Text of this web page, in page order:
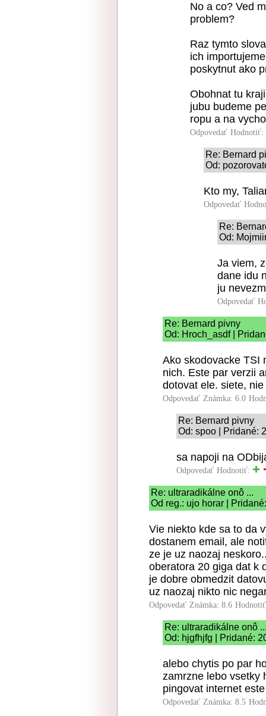
No a co? Ved
problem?
Raz tymto
ich
poskytnut ako
Obohnat tu
jubu budeme
ropu a na
Odpovedať Hodnotiť:
Re: Bernard
Od:
Kto my,
Odpovedať
Re:
Od:
Ja viem,
dane idu
ju
Odpovedať
Re: Bernard pivny
Od: Hroch_asdf |
Ako skodovacke TSI
nich. Este par verzii
dotovat ele. siete,
Odpovedať Známka: 6.0
Re: Bernard pivny
Od: spoo | Pridané:
sa napoji na
Odpovedať Hodnotiť:
Re: ultraradikálne onô ...
Od reg.: ujo horar |
Vie niekto kde sa to da
dostanem email, ale
ze je uz naozaj
oberatora 20 giga dat k
je dobre obmedzit
uz naozaj nikto nic
Odpovedať Známka: 8.6
Re: ultraradikálne onô
Od: hjgfhjfg | Pridané:
alebo chytis po par
zamrzne lebo vsetky
pingovat internet
Odpovedať Známka: 8.5